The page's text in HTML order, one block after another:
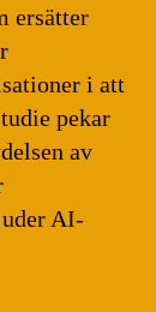
ersätter
i att
pekar
av
AI-